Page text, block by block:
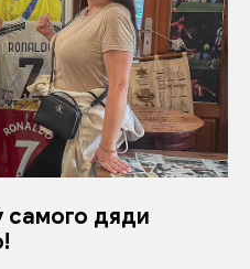
самого дяди